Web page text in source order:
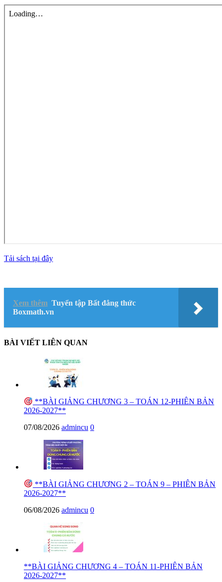
Tải sách tại đây
Xem thêm Tuyển tập Bất đẳng thức
Boxmath.vn
BÀI VIẾT LIÊN QUAN
**BÀI GIẢNG CHƯƠNG 3 – TOÁN 12-PHIÊN BẢN
2026-2027**
07/08/2026 admincu 0
**BÀI GIẢNG CHƯƠNG 2 – TOÁN 9 – PHIÊN BẢN
2026-2027**
06/08/2026 admincu 0
**BÀI GIẢNG CHƯƠNG 4 – TOÁN 11-PHIÊN BẢN
2026-2027**